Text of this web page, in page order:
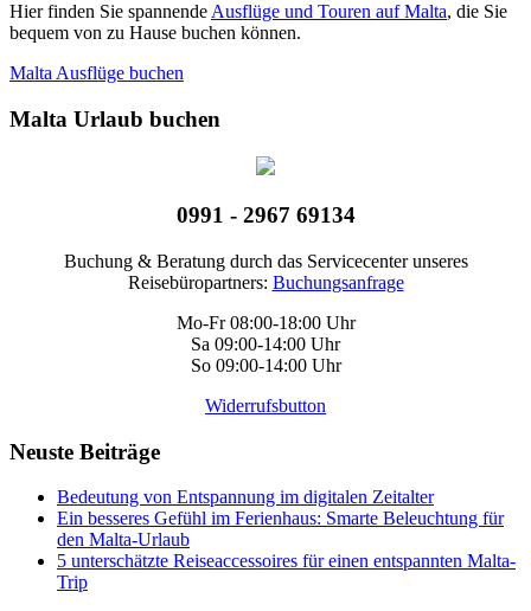
Hier finden Sie spannende Ausflüge und Touren auf Malta, die Sie
bequem von zu Hause buchen können.
Malta Ausflüge buchen
Malta Urlaub buchen
0991 - 2967 69134
Buchung & Beratung durch das Servicecenter unseres
Reisebüropartners: Buchungsanfrage
Mo-Fr 08:00-18:00 Uhr
Sa 09:00-14:00 Uhr
So 09:00-14:00 Uhr
Widerrufsbutton
Neuste Beiträge
Bedeutung von Entspannung im digitalen Zeitalter
Ein besseres Gefühl im Ferienhaus: Smarte Beleuchtung für
den Malta-Urlaub
5 unterschätzte Reiseaccessoires für einen entspannten Malta-
Trip